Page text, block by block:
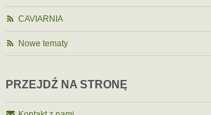
CAVIARNIA
Nowe tematy
PRZEJDŹ NA STRONĘ